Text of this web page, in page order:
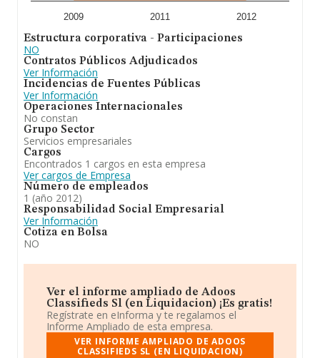
2009 2011 2012
Estructura corporativa - Participaciones
NO
Contratos Públicos Adjudicados
Ver Información
Incidencias de Fuentes Públicas
Ver Información
Operaciones Internacionales
No constan
Grupo Sector
Servicios empresariales
Cargos
Encontrados 1 cargos en esta empresa
Ver cargos de Empresa
Número de empleados
1 (año 2012)
Responsabilidad Social Empresarial
Ver Información
Cotiza en Bolsa
NO
Ver el informe ampliado de Adoos
Classifieds Sl (en Liquidacion) ¡Es gratis!
Regístrate en eInforma y te regalamos el
Informe Ampliado de esta empresa.
VER INFORME AMPLIADO DE ADOOS
CLASSIFIEDS SL (EN LIQUIDACION)